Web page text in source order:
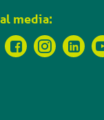
media: